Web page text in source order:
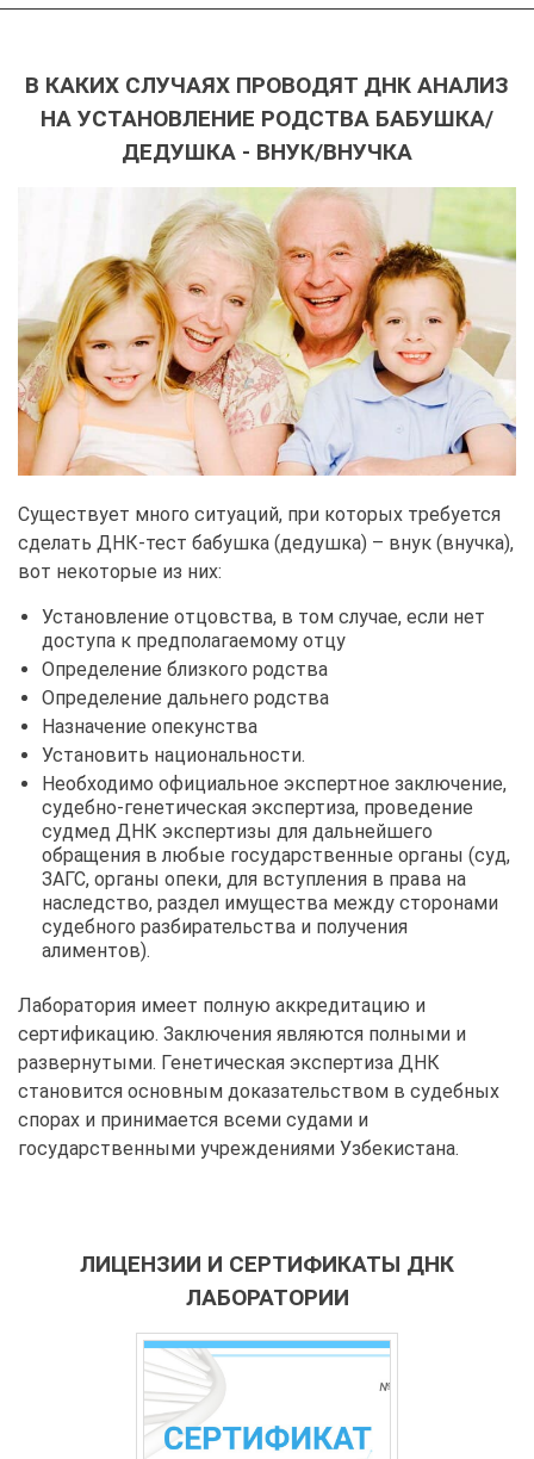
В КАКИХ СЛУЧАЯХ ПРОВОДЯТ ДНК АНАЛИЗ
НА УСТАНОВЛЕНИЕ РОДСТВА БАБУШКА/
ДЕДУШКА - ВНУК/ВНУЧКА
Существует много ситуаций, при которых требуется
сделать ДНК-тест бабушка (дедушка) – внук (внучка),
вот некоторые из них:
Установление отцовства, в том случае, если нет
доступа к предполагаемому отцу
Определение близкого родства
Определение дальнего родства
Назначение опекунства
Установить национальности.
Необходимо официальное экспертное заключение,
судебно-генетическая экспертиза, проведение
судмед ДНК экспертизы для дальнейшего
обращения в любые государственные органы (суд,
ЗАГС, органы опеки, для вступления в права на
наследство, раздел имущества между сторонами
судебного разбирательства и получения
алиментов).
Лаборатория имеет полную аккредитацию и
сертификацию. Заключения являются полными и
развернутыми. Генетическая экспертиза ДНК
становится основным доказательством в судебных
спорах и принимается всеми судами и
государственными учреждениями Узбекистана.
ЛИЦЕНЗИИ И СЕРТИФИКАТЫ ДНК
ЛАБОРАТОРИИ